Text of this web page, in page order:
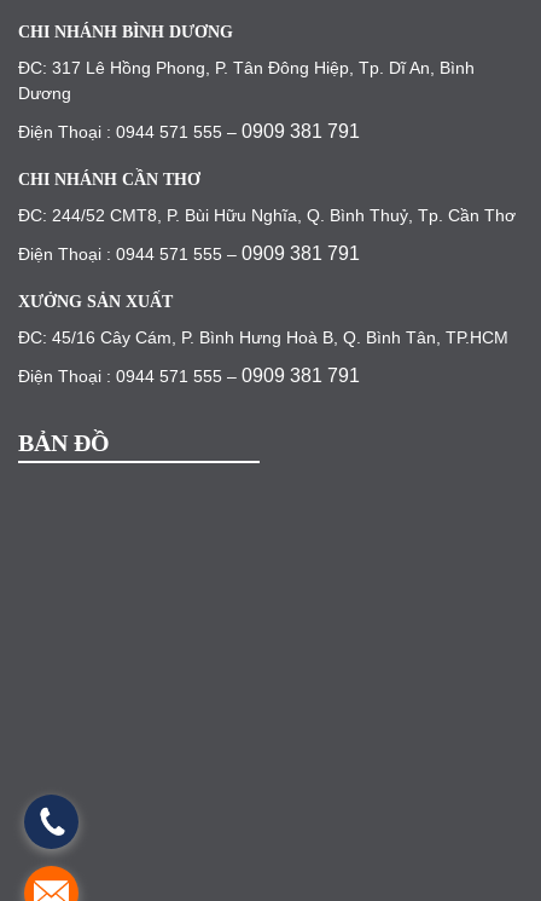
CHI NHÁNH BÌNH DƯƠNG
ĐC: 317 Lê Hồng Phong, P. Tân Đông Hiệp, Tp. Dĩ An, Bình
Dương
Điện Thoại : 0944 571 555 – 0909 381 791
CHI NHÁNH CẦN THƠ
ĐC: 244/52 CMT8, P. Bùi Hữu Nghĩa, Q. Bình Thuỷ, Tp. Cần Thơ
Điện Thoại : 0944 571 555 – 0909 381 791
XƯỞNG SẢN XUẤT
ĐC: 45/16 Cây Cám, P. Bình Hưng Hoà B, Q. Bình Tân, TP.HCM
Điện Thoại : 0944 571 555 – 0909 381 791
BẢN ĐỒ